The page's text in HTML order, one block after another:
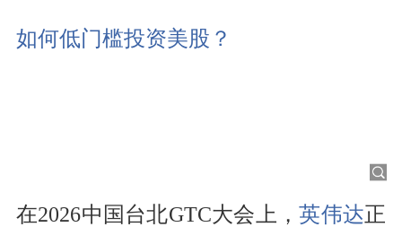
如何低门槛投资美股？
在2026中国台北GTC大会上，英伟达正